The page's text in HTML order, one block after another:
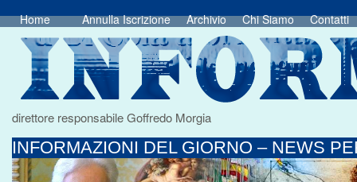
Home Annulla Iscrizione Archivio Chi Siamo Contatti
direttore responsabile Goffredo Morgia
INFORMAZIONI DEL GIORNO – NEWS